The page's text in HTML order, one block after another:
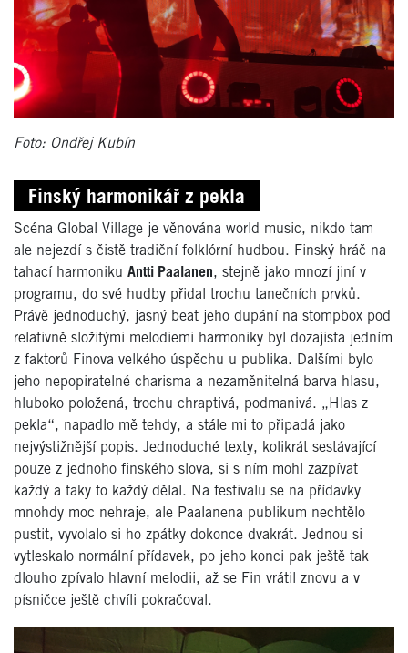
Foto: Ondřej Kubín
Finský harmonikář z pekla
Scéna Global Village je věnována world music, nikdo tam
ale nejezdí s čistě tradiční folklórní hudbou. Finský hráč na
tahací harmoniku Antti Paalanen, stejně jako mnozí jiní v
programu, do své hudby přidal trochu tanečních prvků.
Právě jednoduchý, jasný beat jeho dupání na stompbox pod
relativně složitými melodiemi harmoniky byl dozajista jedním
z faktorů Finova velkého úspěchu u publika. Dalšími bylo
jeho nepopiratelné charisma a nezaměnitelná barva hlasu,
hluboko položená, trochu chraptivá, podmanivá. „Hlas z
pekla“, napadlo mě tehdy, a stále mi to připadá jako
nejvýstižnější popis. Jednoduché texty, kolikrát sestávající
pouze z jednoho finského slova, si s ním mohl zazpívat
každý a taky to každý dělal. Na festivalu se na přídavky
mnohdy moc nehraje, ale Paalanena publikum nechtělo
pustit, vyvolalo si ho zpátky dokonce dvakrát. Jednou si
vytleskalo normální přídavek, po jeho konci pak ještě tak
dlouho zpívalo hlavní melodii, až se Fin vrátil znovu a v
písničce ještě chvíli pokračoval.